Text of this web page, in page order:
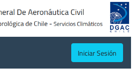
Iniciar Sesión